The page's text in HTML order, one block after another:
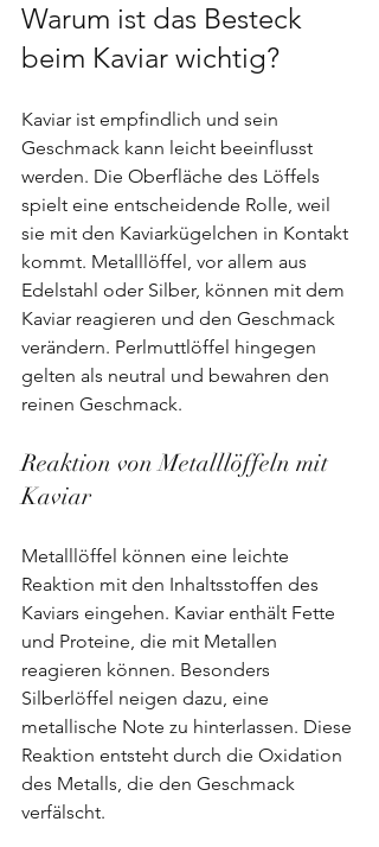
Warum ist das Besteck
beim Kaviar wichtig?
Kaviar ist empfindlich und sein
Geschmack kann leicht beeinflusst
werden. Die Oberfläche des Löffels
spielt eine entscheidende Rolle, weil
sie mit den Kaviarkügelchen in Kontakt
kommt. Metalllöffel, vor allem aus
Edelstahl oder Silber, können mit dem
Kaviar reagieren und den Geschmack
verändern. Perlmuttlöffel hingegen
gelten als neutral und bewahren den
reinen Geschmack.
Reaktion von Metalllöffeln mit
Kaviar
Metalllöffel können eine leichte
Reaktion mit den Inhaltsstoffen des
Kaviars eingehen. Kaviar enthält Fette
und Proteine, die mit Metallen
reagieren können. Besonders
Silberlöffel neigen dazu, eine
metallische Note zu hinterlassen. Diese
Reaktion entsteht durch die Oxidation
des Metalls, die den Geschmack
verfälscht.